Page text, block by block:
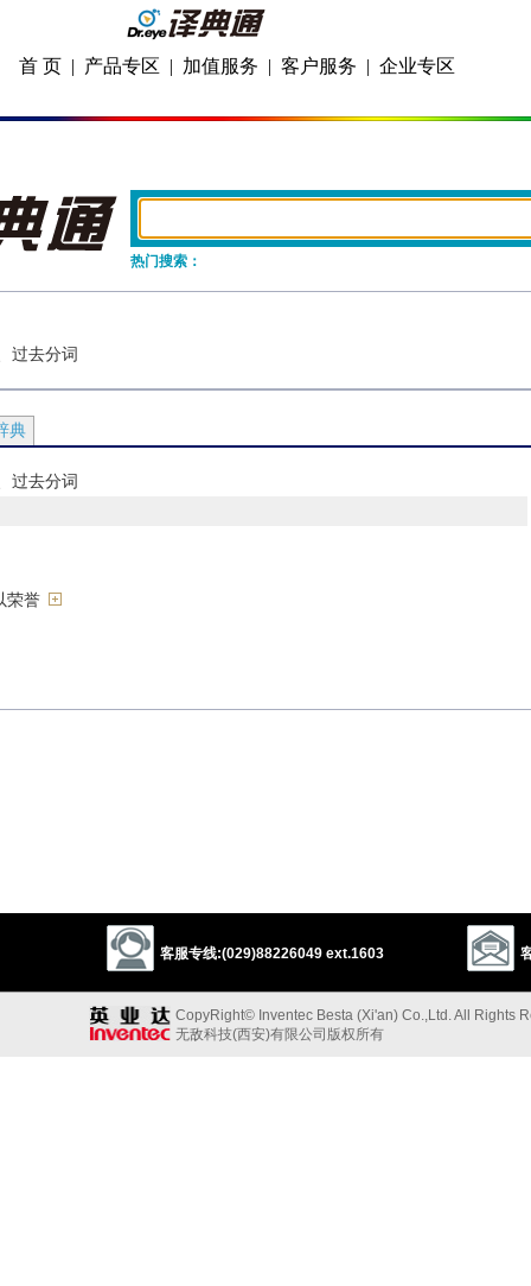
首 页 | 产品专区 | 加值服务 | 客户服务 | 企业专区
热门搜索：
过去分词
典
过去分词
荣誉
客服专线:(029)88226049 ext.1603
CopyRight© Inventec Besta (Xi'an) Co.,Ltd. All Rights
无敌科技(西安)有限公司版权所有